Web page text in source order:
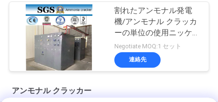
割れたアンモナル発電
機/アンモナル クラッカ
ーの単位の使用ニッケル
の触媒
Negotiate MOQ:1 セット
連絡先
アンモナル クラッカー